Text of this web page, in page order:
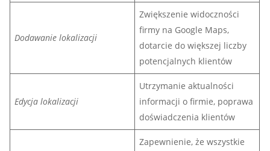
Dodawanie lokalizacji
Zwiększenie widoczności
firmy na Google Maps,
dotarcie do większej liczby
potencjalnych klientów
Edycja lokalizacji
Utrzymanie aktualności
informacji o firmie, poprawa
doświadczenia klientów
Zapewnienie, że wszystkie